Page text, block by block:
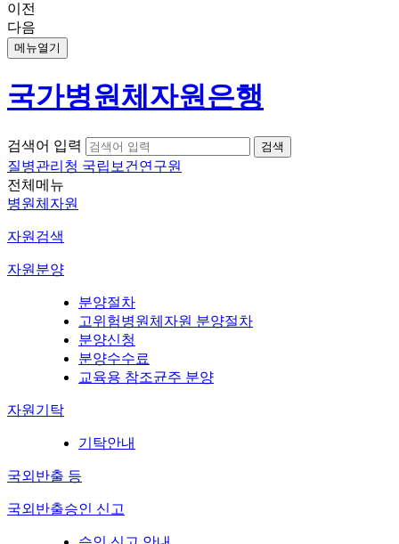
이전
다음
메뉴열기
국가병원체자원은행
검색어 입력
질병관리청 국립보건연구원
전체메뉴
병원체자원
자원검색
자원분양
분양절차
고위험병원체자원 분양절차
분양신청
분양수수료
교육용 참조균주 분양
자원기탁
기탁안내
국외반출 등
국외반출승인 신고